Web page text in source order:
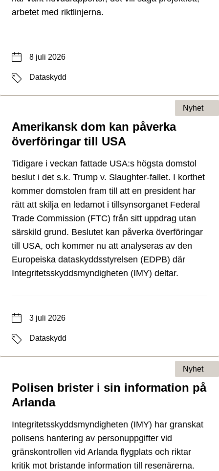
arbetet med riktlinjerna.
Datum8 juli 2026
EtiketterDataskydd
Amerikansk dom kan påverka
överföringar till USA
Typ av sida
Nyhet
Tidigare i veckan fattade USA:s högsta domstol
beslut i det s.k. Trump v. Slaughter-fallet. I korthet
kommer domstolen fram till att en president har
rätt att skilja en ledamot i tillsynsorganet Federal
Trade Commission (FTC) från sitt uppdrag utan
särskild grund. Beslutet kan påverka överföringar
till USA, och kommer nu att analyseras av den
Europeiska dataskyddsstyrelsen (EDPB) där
Integritetsskyddsmyndigheten (IMY) deltar.
Datum3 juli 2026
EtiketterDataskydd
Polisen brister i sin information på
Arlanda
Typ av sida
Nyhet
Integritetsskyddsmyndigheten (IMY) har granskat
polisens hantering av personuppgifter vid
gränskontrollen vid Arlanda flygplats och riktar
kritik mot bristande information till resenärerna.